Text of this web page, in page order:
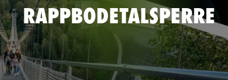
RAPPBODETALSPERRE